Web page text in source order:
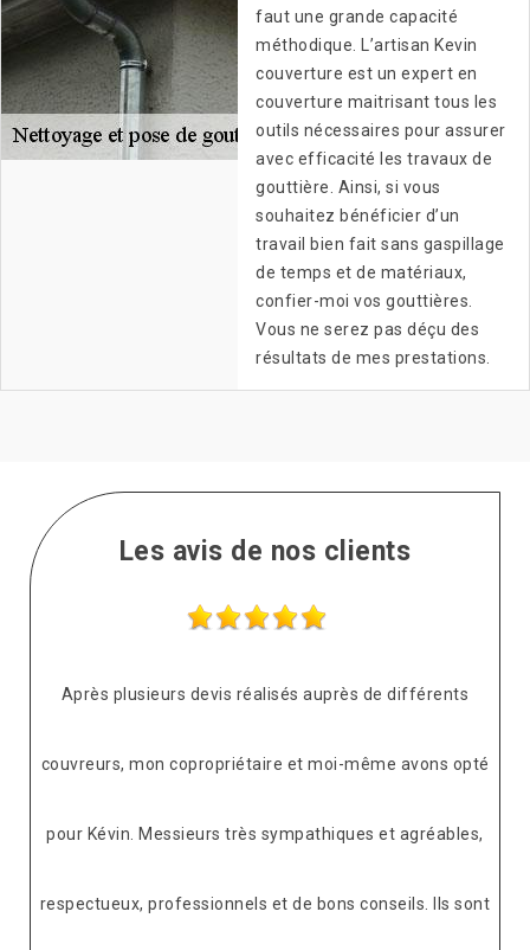
faut une grande capacité
méthodique. L’artisan Kevin
couverture est un expert en
couverture maitrisant tous les
outils nécessaires pour assurer
avec efficacité les travaux de
gouttière. Ainsi, si vous
souhaitez bénéficier d’un
travail bien fait sans gaspillage
de temps et de matériaux,
confier-moi vos gouttières.
Vous ne serez pas déçu des
résultats de mes prestations.
Les avis de nos clients
Après plusieurs devis réalisés auprès de différents
couvreurs, mon copropriétaire et moi-même avons opté
pour Kévin. Messieurs très sympathiques et agréables,
respectueux, professionnels et de bons conseils. Ils sont